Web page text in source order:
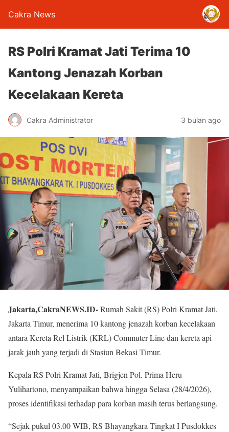
Cakra News
RS Polri Kramat Jati Terima 10
Kantong Jenazah Korban
Kecelakaan Kereta
Cakra Administrator 3 bulan ago
Jakarta,CakraNEWS.ID-Rumah Sakit (RS) Polri Kramat Jati,
Jakarta Timur, menerima 10 kantong jenazah korban kecelakaan
antara Kereta Rel Listrik (KRL) Commuter Line dan kereta api
jarak jauh yang terjadi di Stasiun Bekasi Timur.
Kepala RS Polri Kramat Jati, Brigjen Pol. Prima Heru
Yulihartono, menyampaikan bahwa hingga Selasa (28/4/2026),
proses identifikasi terhadap para korban masih terus berlangsung.
“Sejak pukul 03.00 WIB, RS Bhayangkara Tingkat I Pusdokkes